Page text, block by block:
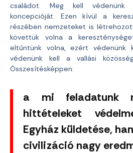
családot. Meg kell védenünk
koncepcióját. Ezen kívül a
részében nemzeteket is
követtük volna a
eltűntünk volna, ezért
védenünk kell a vallási
Összesítésképpen:
a mi feladatunk
hittételeket
Egyház küldetése,
civilizáció nagy